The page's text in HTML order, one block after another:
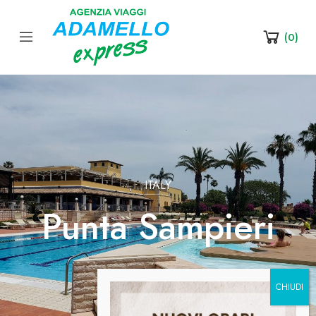
(0)
ITALY
Punta Sampieri